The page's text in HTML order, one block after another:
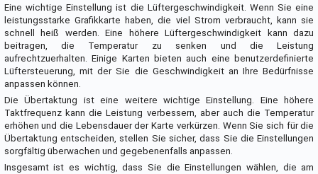
Eine wichtige Einstellung ist die Lüftergeschwindigkeit. Wenn Sie eine
leistungsstarke Grafikkarte haben, die viel Strom verbraucht, kann sie
schnell heiß werden. Eine höhere Lüftergeschwindigkeit kann dazu
beitragen, die Temperatur zu senken und die Leistung
aufrechtzuerhalten. Einige Karten bieten auch eine benutzerdefinierte
Lüftersteuerung, mit der Sie die Geschwindigkeit an Ihre Bedürfnisse
anpassen können.
Die Übertaktung ist eine weitere wichtige Einstellung. Eine höhere
Taktfrequenz kann die Leistung verbessern, aber auch die Temperatur
erhöhen und die Lebensdauer der Karte verkürzen. Wenn Sie sich für die
Übertaktung entscheiden, stellen Sie sicher, dass Sie die Einstellungen
sorgfältig überwachen und gegebenenfalls anpassen.
Insgesamt ist es wichtig, dass Sie die Einstellungen wählen, die am